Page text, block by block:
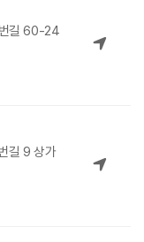
길 60-24
길 9 상가